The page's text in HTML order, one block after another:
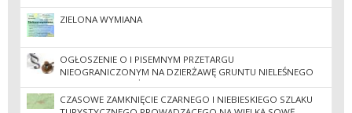
ZIELONA WYMIANA
OGŁOSZENIE O I PISEMNYM PRZETARGU
NIEOGRANICZONYM NA DZIERŻAWĘ GRUNTU NIELEŚNEGO
(BZ-BIWAK) POŁOŻONEGO W ODDZ. 202R-00 - OBRĘBU
LEŚNEGO BIELAWA, NA SZCZYCIE GÓRY WIELKIEJ SOWY
CZASOWE ZAMKNIĘCIE CZARNEGO I NIEBIESKIEGO SZLAKU